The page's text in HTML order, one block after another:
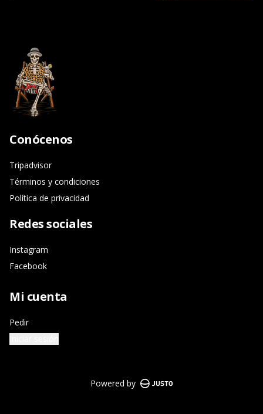
Conócenos
Tripadvisor
Términos y condiciones
Política de privacidad
Redes sociales
Instagram
Facebook
Mi cuenta
Pedir
Powered by